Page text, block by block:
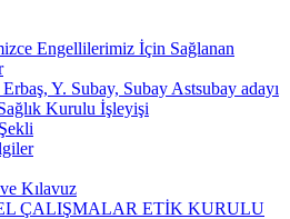
Engellilerimiz İçin Sağlanan
Y. Subay, Subay Astsubay adayı
Kurulu İşleyişi
Kılavuz
ÇALIŞMALAR ETİK KURULU